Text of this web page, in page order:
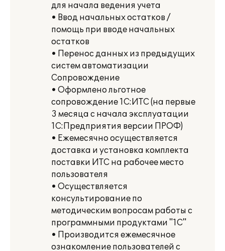
для начала ведения учета
• Ввод начальных остатков /
помощь при вводе начальных
остатков
• Перенос данных из предыдущих
систем автоматизации
Сопровождение
• Оформлено льготное
сопровождение 1С:ИТС (на первые
3 месяца с начала эксплуатации
1С:Предприятия версии ПРОФ)
• Ежемесячно осуществляется
доставка и установка комплекта
поставки ИТС на рабочее место
пользователя
• Осуществляется
консультирование по
методическим вопросам работы с
программными продуктами "1С"
• Производится ежемесячное
ознакомление пользователей с